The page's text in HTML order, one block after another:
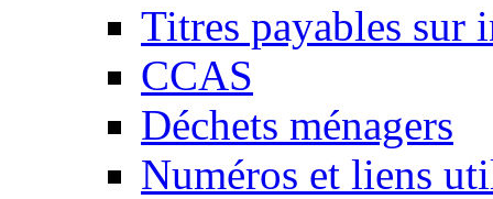
Titres payables sur
CCAS
Déchets ménagers
Numéros et liens